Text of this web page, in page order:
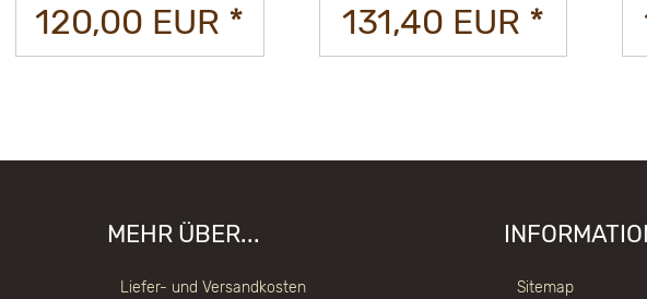
120,00 EUR * 131,40 EUR *
MEHR ÜBER...
Liefer- und Versandkosten
Sitemap